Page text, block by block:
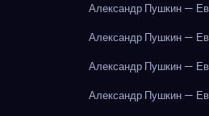
Александр Пушкин —
Александр Пушкин —
Александр Пушкин —
Александр Пушкин —